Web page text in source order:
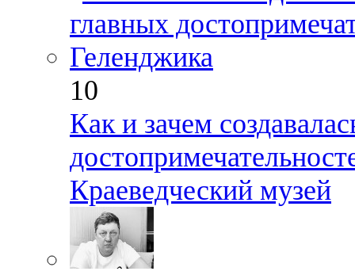
10
Как и зачем
Краеведческий музей